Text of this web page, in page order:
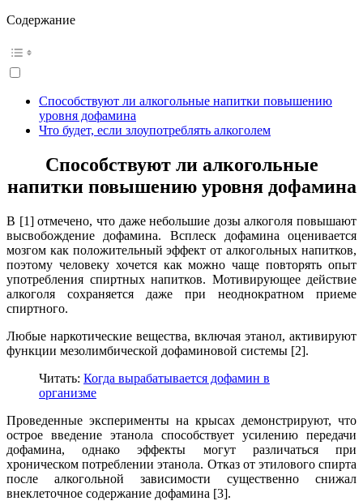
Содержание
Способствуют ли алкогольные напитки повышению
уровня дофамина
Что будет, если злоупотреблять алкоголем
Способствуют ли алкогольные
напитки повышению уровня дофамина
В [1] отмечено, что даже небольшие дозы алкоголя повышают
высвобождение дофамина. Всплеск дофамина оценивается
мозгом как положительный эффект от алкогольных напитков,
поэтому человеку хочется как можно чаще повторять опыт
употребления спиртных напитков. Мотивирующее действие
алкоголя сохраняется даже при неоднократном приеме
спиртного.
Любые наркотические вещества, включая этанол, активируют
функции мезолимбической дофаминовой системы [2].
Читать: Когда вырабатывается дофамин в
организме
Проведенные эксперименты на крысах демонстрируют, что
острое введение этанола способствует усилению передачи
дофамина, однако эффекты могут различаться при
хроническом потреблении этанола. Отказ от этилового спирта
после алкогольной зависимости существенно снижал
внеклеточное содержание дофамина [3].